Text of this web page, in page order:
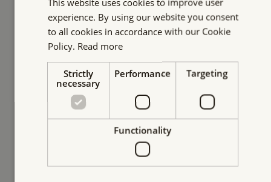
Oberflächenbeschädigung
Heben und Verlegen von Straßenplatten unter
einer strengen Bedingung: Der Untergrund
durfte nicht beschädigt werden. Sehen Sie sich
unsere Lösung an.
MEHR LESEN
experience. By using our website you consent
to all cookies in accordance with our Cookie
Policy. Read more
Strictly
necessary
Performance Targeting
Functionality